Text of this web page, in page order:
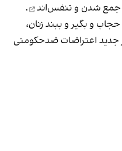
جمع شدن و تنفس‌اند
.
و بگیر و ببند زنان،
اعتراضات ضدحکومتی